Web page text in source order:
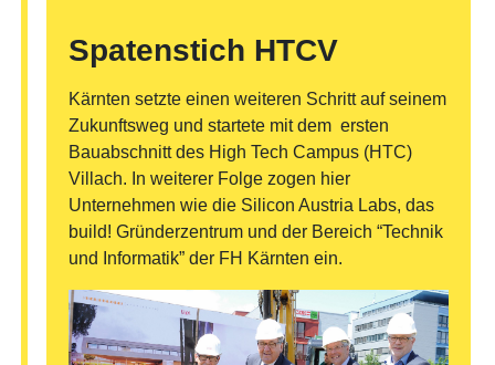
Spatenstich HTCV
Kärnten setzte einen weiteren Schritt auf seinem
Zukunftsweg und startete mit dem ersten
Bauabschnitt des High Tech Campus (HTC)
Villach. In weiterer Folge zogen hier
Unternehmen wie die Silicon Austria Labs, das
build! Gründerzentrum und der Bereich “Technik
und Informatik” der FH Kärnten ein.